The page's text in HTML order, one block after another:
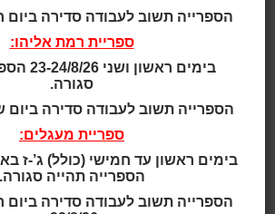
גילאי 4 - 7
גילאי 4 - 8
האריה הקטן לא אהב לאכול כלום. לא
קציצה ולא מרק, רק תות פשוט. עם
הספרייה תשוב לעבודה סדירה ביום ראשון
ספריית רמת אליהו:
בימים
סגורה.
הספרייה תשוב לעבודה סדירה ביום שלישי
ספריית מעגלים:
הספרייה תהייה סגורה.
הספרייה תשוב לעבודה סדירה ביום